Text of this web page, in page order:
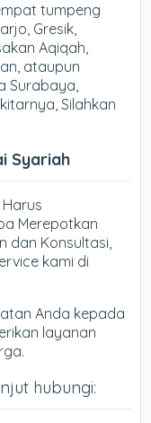
tumpeng
Gresik,
Aqiqah,
ataupun
Surabaya,
Silahkan
Syariah
Merepotkan
dan Konsultasi,
kami di
Anda kepada
layanan
hubungi: